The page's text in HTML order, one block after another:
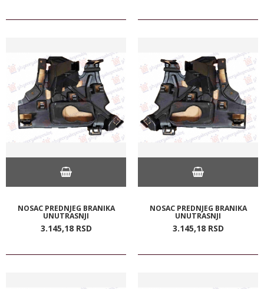
NOSAC PREDNJEG BRANIKA
UNUTRASNJI
3.145,18 RSD
NOSAC PREDNJEG BRANIKA
UNUTRASNJI
3.145,18 RSD